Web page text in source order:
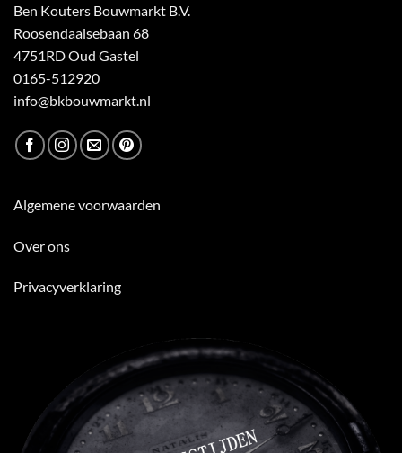
Ben Kouters Bouwmarkt B.V.
Roosendaalsebaan 68
4751RD Oud Gastel
0165-512920
info@bkbouwmarkt.nl
Algemene voorwaarden
Over ons
Privacyverklaring